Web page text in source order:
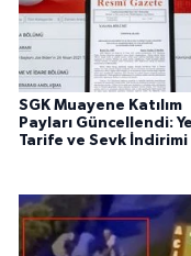
SGK Muayene Katılım
Payları Güncellendi:
Tarife ve Sevk İndirimi